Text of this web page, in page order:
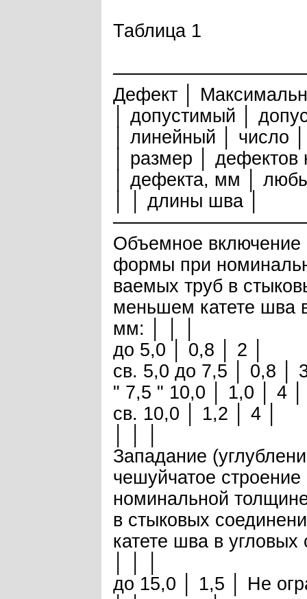
Таблица 1
Дефект │
│ допустимый │
│ линейный │ число │
│ размер │ дефектов
│ дефекта, мм │
│ │ длины шва │
Объемное включение
формы при
ваемых труб в
меньшем катете шва
мм: │ │ │
до 5,0 │ 0,8 │ 2 │
св. 5,0 до 7,5 │ 0,8 │
" 7,5 " 10,0 │ 1,0 │ 4 │
св. 10,0 │ 1,2 │ 4 │
Западание
чешуйчатое
номинальной
в стыковых
катете шва в
до 15,0 │ 1,5 │ Не